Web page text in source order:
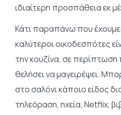
ιδιαίτερη προσπάθεια εκ
Κάτι παραπάνω που
καλύτεροι οικοδεσπότες
την κουζίνα, σε
θελήσει να μαγειρέψει.
στο σαλόνι κάποιο είδος
τηλεόραση, ηχεία, Netflix,